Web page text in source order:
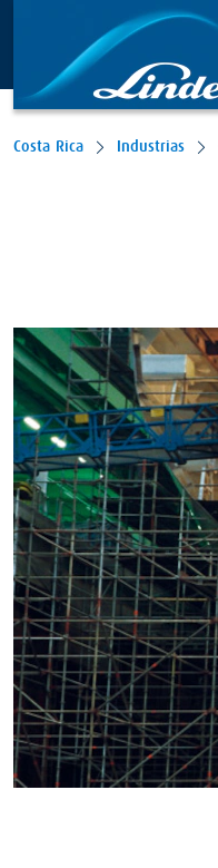
Costa Rica Industrias